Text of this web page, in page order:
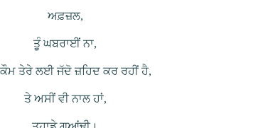
ਅਫ਼ਜ਼ਲ,
ਤੂੰ ਘਬਰਾਈਂ ਨਾ,
ਕੌਮ ਤੇਰੇ ਲਈ ਜੱਦੋ ਜ਼ਹਿਦ ਕਰ ਰਹੀਂ ਹੈ,
ਤੇ ਅਸੀਂ ਵੀ ਨਾਲ ਹਾਂ,